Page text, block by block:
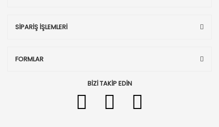
SİPARİŞ İŞLEMLERİ
FORMLAR
BİZİ TAKİP EDİN